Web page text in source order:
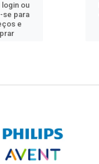
login ou
se para
e